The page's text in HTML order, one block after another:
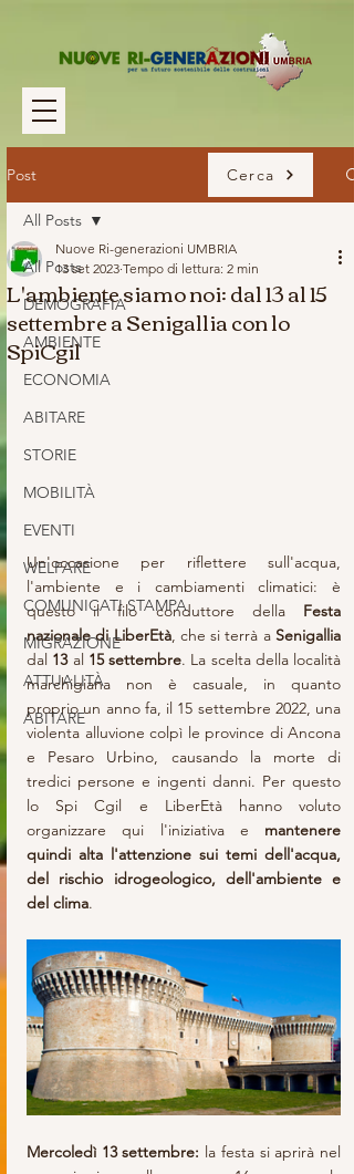
Post
All Posts
DEMOGRAFIA
AMBIENTE
ECONOMIA
ABITARE
STORIE
MOBILITÀ
EVENTI
WELFARE
COMUNICATI STAMPA
MIGRAZIONE
ATTUALITÀ
ABITARE
All Posts
L'ambiente siamo noi: dal 13 al 15
settembre a Senigallia con lo
SpiCgil
Nuove Ri-generazioni UMBRIA
13 set 2023 Tempo di lettura: 2 min
Un'occasione per riflettere sull'acqua,
l'ambiente e i cambiamenti climatici: è
questo il filo conduttore della Festa
nazionale di LiberEtà, che si terrà a Senigallia
dal 13 al 15 settembre. La scelta della località
marchigiana non è casuale, in quanto
proprio un anno fa, il 15 settembre 2022, una
violenta alluvione colpì le province di Ancona
e Pesaro Urbino, causando la morte di
tredici persone e ingenti danni. Per questo
lo Spi Cgil e LiberEtà hanno voluto
organizzare qui l'iniziativa e mantenere
quindi alta l'attenzione sui temi dell'acqua,
del rischio idrogeologico, dell'ambiente e
del clima.
Mercoledì 13 settembre: la festa si aprirà nel
Cerca